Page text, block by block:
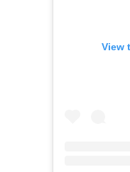
View